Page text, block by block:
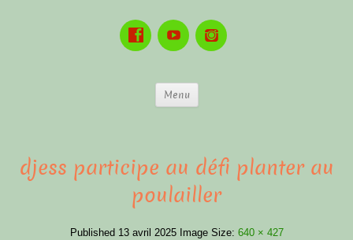
Menu
djess participe au défi planter au
poulailler
Published 13 avril 2025 Image Size: 640 × 427